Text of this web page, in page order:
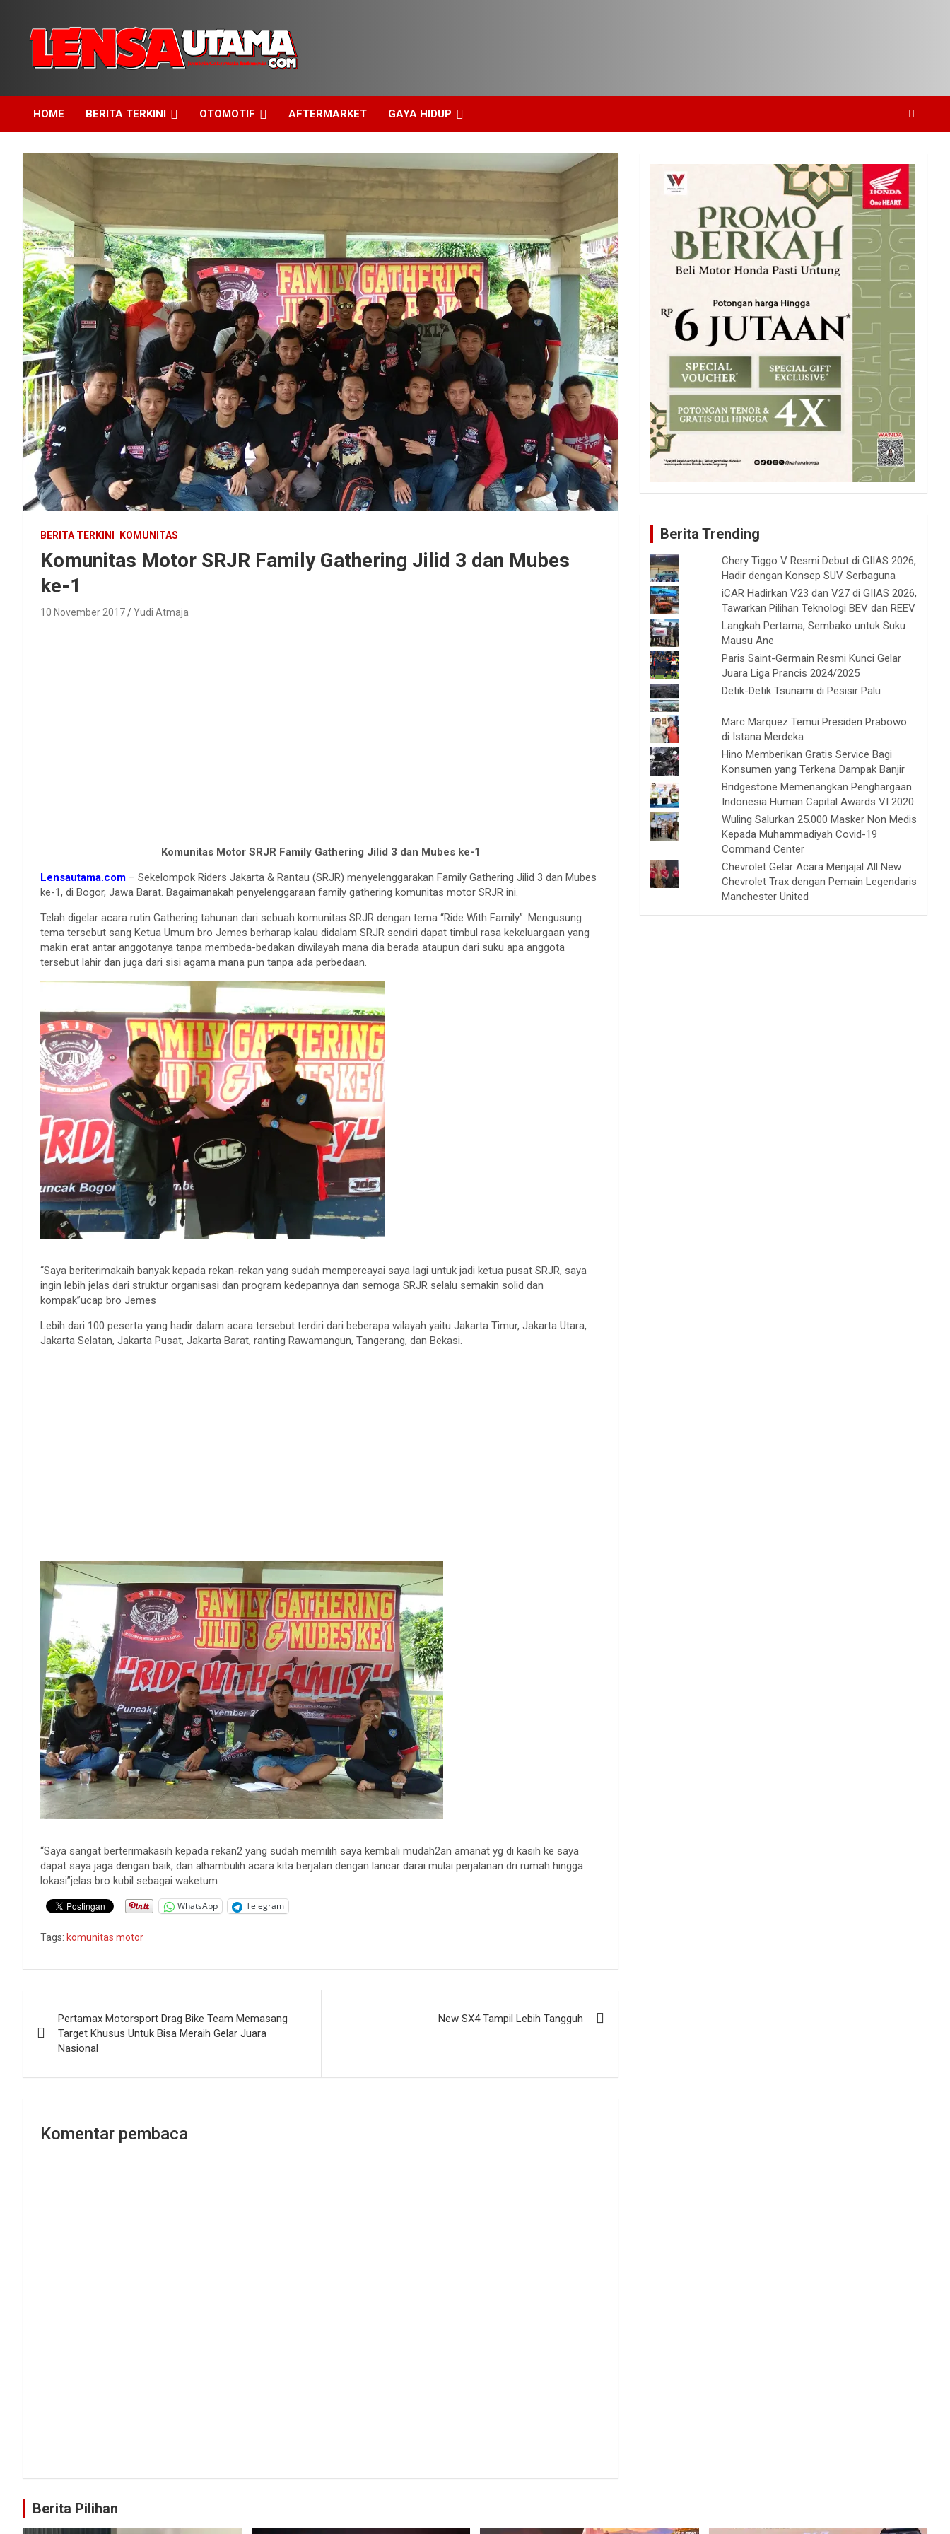
content
LensaUtama
HOME BERITA TERKINI OTOMOTIF AFTERMARKET GAYA HIDUP
BERITA TERKINI KOMUNITAS
Komunitas Motor SRJR Family Gathering Jilid 3 dan Mubes
ke-1
10 November 2017 Yudi Atmaja
Komunitas Motor SRJR Family Gathering Jilid 3 dan Mubes ke-1
Lensautama.com – Sekelompok Riders Jakarta & Rantau (SRJR) menyelenggarakan Family Gathering Jilid 3 dan Mubes
ke-1, di Bogor, Jawa Barat. Bagaimanakah penyelenggaraan family gathering komunitas motor SRJR ini.
Telah digelar acara rutin Gathering tahunan dari sebuah komunitas SRJR dengan tema “Ride With Family”. Mengusung
tema tersebut sang Ketua Umum bro Jemes berharap kalau didalam SRJR sendiri dapat timbul rasa kekeluargaan yang
makin erat antar anggotanya tanpa membeda-bedakan diwilayah mana dia berada ataupun dari suku apa anggota
tersebut lahir dan juga dari sisi agama mana pun tanpa ada perbedaan.
“Saya beriterimakaih banyak kepada rekan-rekan yang sudah mempercayai saya lagi untuk jadi ketua pusat SRJR, saya
ingin lebih jelas dari struktur organisasi dan program kedepannya dan semoga SRJR selalu semakin solid dan
kompak”ucap bro Jemes
Lebih dari 100 peserta yang hadir dalam acara tersebut terdiri dari beberapa wilayah yaitu Jakarta Timur, Jakarta Utara,
Jakarta Selatan, Jakarta Pusat, Jakarta Barat, ranting Rawamangun, Tangerang, dan Bekasi.
“Saya sangat berterimakasih kepada rekan2 yang sudah memilih saya kembali mudah2an amanat yg di kasih ke saya
dapat saya jaga dengan baik, dan alhambulih acara kita berjalan dengan lancar darai mulai perjalanan dri rumah hingga
lokasi”jelas bro kubil sebagai waketum
WhatsApp Telegram
Tags: komunitas motor
pos
Pertamax Motorsport Drag Bike Team Memasang
Target Khusus Untuk Bisa Meraih Gelar Juara
Nasional
New SX4 Tampil Lebih Tangguh
Komentar pembaca
Berita Trending
Chery Tiggo V Resmi Debut di GIIAS 2026,
Hadir dengan Konsep SUV Serbaguna
iCAR Hadirkan V23 dan V27 di GIIAS 2026,
Tawarkan Pilihan Teknologi BEV dan REEV
Langkah Pertama, Sembako untuk Suku
Mausu Ane
Paris Saint-Germain Resmi Kunci Gelar
Juara Liga Prancis 2024/2025
Detik-Detik Tsunami di Pesisir Palu
Marc Marquez Temui Presiden Prabowo
di Istana Merdeka
Hino Memberikan Gratis Service Bagi
Konsumen yang Terkena Dampak Banjir
Bridgestone Memenangkan Penghargaan
Indonesia Human Capital Awards VI 2020
Wuling Salurkan 25.000 Masker Non Medis
Kepada Muhammadiyah Covid-19
Command Center
Chevrolet Gelar Acara Menjajal All New
Chevrolet Trax dengan Pemain Legendaris
Manchester United
Berita Pilihan